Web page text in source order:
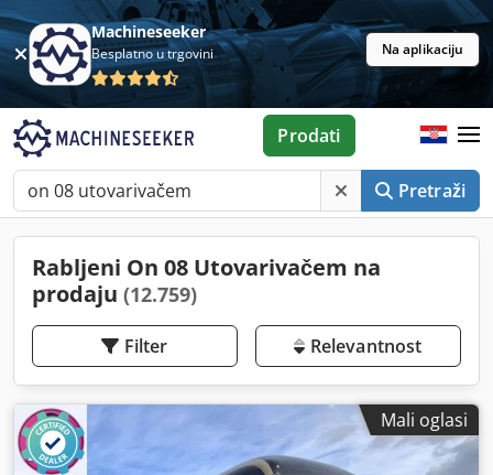
Machineseeker
Besplatno u trgovini Na aplikaciju
Pretraži
Prodati
Rabljeni On 08 Utovarivačem na
prodaju (12.759)
Filter Relevantnost
Mali oglasi